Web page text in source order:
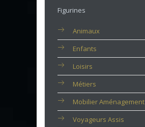
Figurines
Animaux
Enfants
Loisirs
Métiers
Mobilier Aménagement
Voyageurs Assis